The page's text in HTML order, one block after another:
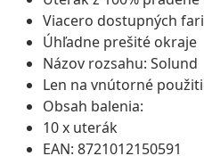
Viacero dostupných
Úhľadne prešité okraje
Názov rozsahu: Solund
Len na vnútorné
Obsah balenia:
10 x uterák
EAN: 8721012150591